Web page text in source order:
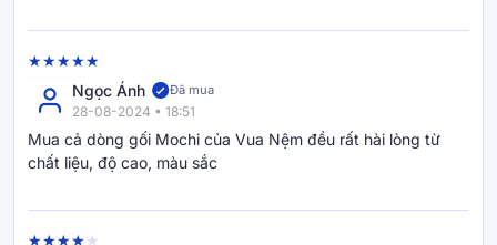
gia nghiên cứu tỉ mỉ, đáp ứng từng nhu cầu đặc biệt của
khách hàng. Mỗi sản phẩm là một lời chúc mà đội ngũ
Goodnight gửi tới khách hàng.
Ngọc Ánh Đã mua
28-08-2024 • 18:51
Mua cả dòng gối Mochi của Vua Nệm đều rất hài lòng từ
chất liệu, độ cao, màu sắc